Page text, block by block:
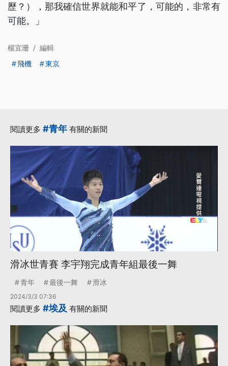
歷？），那我確信世界就能和平了，可能的，非常有
可能。」
楊宜珊 / 編輯
飛機
東京
閱讀更多 #青年 有關的新聞
滑冰世青賽 李宇翔完成青年組最後一舞
青年 最後一舞 滑冰
2024/3/3 07:36
閱讀更多 #埃及 有關的新聞